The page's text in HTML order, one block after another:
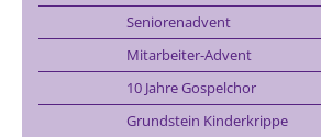
Seniorenadvent
Mitarbeiter-Advent
10 Jahre Gospelchor
Grundstein Kinderkrippe